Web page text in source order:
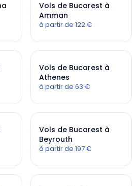
Vols de Bucarest à
Amman
à partir de 122 €
Vols de Bucarest à
Athenes
à partir de 63 €
Vols de Bucarest à
Beyrouth
à partir de 197 €